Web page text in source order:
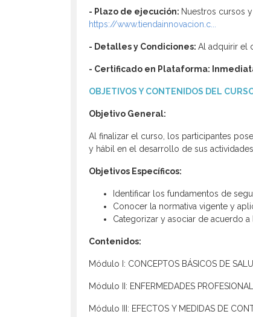
- Plazo de ejecución: Nuestros cursos
https://www.tiendainnovacion.c...
- Detalles y Condiciones: Al adquirir el
- Certificado en Plataforma:
OBJETIVOS Y CONTENIDOS DEL
Objetivo General:
Al finalizar el curso, los participantes
y hábil en el desarrollo de sus
Objetivos Específicos:
Identificar los fundamentos de
Conocer la normativa vigente y
Categorizar y asociar de acuerdo
Contenidos:
Módulo I: CONCEPTOS BÁSICOS DE
Módulo II: ENFERMEDADES
Módulo III: EFECTOS Y MEDIDAS DE